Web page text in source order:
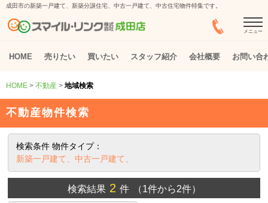
成田市の新築一戸建て、新築分譲住宅、中古一戸建て、中古住宅物件特集です。
メニュー
HOME 売りたい 買いたい スタッフ紹介 会社概要 お問い合
HOME > 不動産 > 地域検索
不動産物件検索
検索条件 物件タイプ：
新築一戸建て、中古一戸建て、
検索結果2 件 （1件から2件）